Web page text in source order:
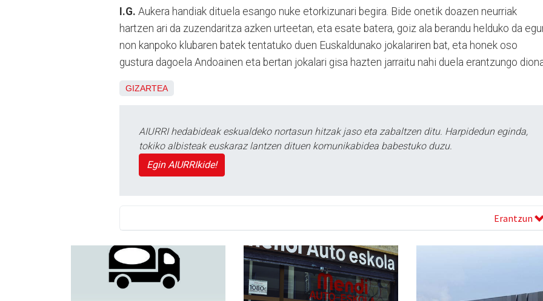
I.G. Aukera handiak dituela esango nuke etorkizunari begira. Bide onetik doazen neurriak
hartzen ari da zuzendaritza azken urteetan, eta esate batera, goiz ala berandu helduko da
non kanpoko klubaren batek tentatuko duen Euskaldunako jokalariren bat, eta honek oso
gustura dagoela Andoainen eta bertan jokalari gisa hazten jarraitu nahi duela erantzungo
GIZARTEA
AIURRI hedabideak eskualdeko nortasun hitzak jaso eta zabaltzen ditu. Harpidedun eginda,
tokiko albisteak euskaraz lantzen dituen komunikabidea babestuko duzu.
Egin AIURRIkide!
Erantzun